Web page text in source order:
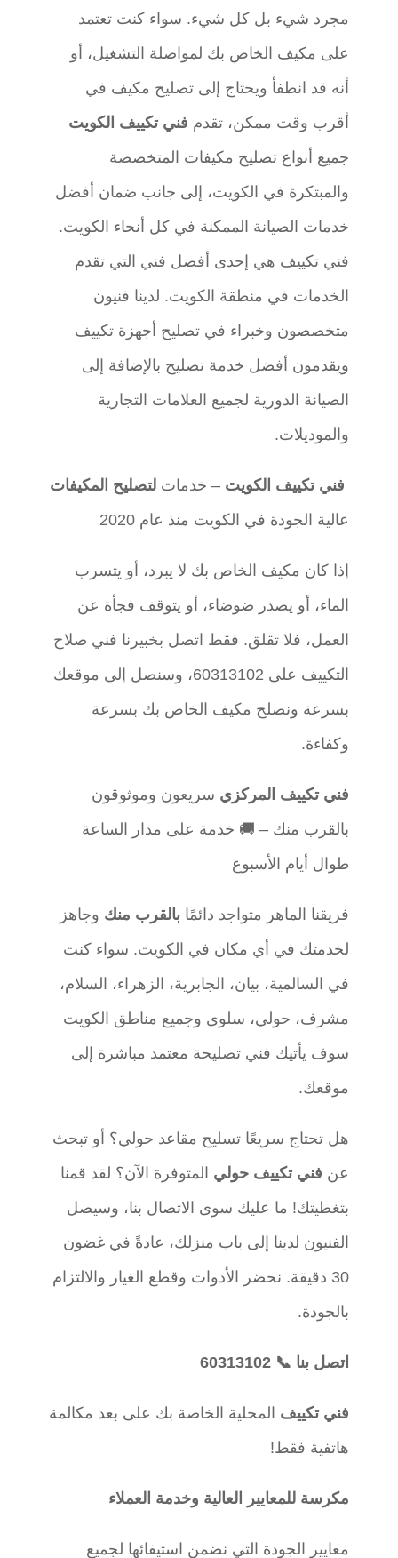
مجرد شيء بل كل شيء. سواء كنت تعتمد
على مكيف الخاص بك لمواصلة التشغيل، أو
أنه قد انطفأ ويحتاج إلى تصليح مكيف في
أقرب وقت ممكن، تقدم فني تكييف الكويت
جميع أنواع تصليح مكيفات المتخصصة
والمبتكرة في الكويت، إلى جانب ضمان أفضل
خدمات الصيانة الممكنة في كل أنحاء الكويت.
فني تكييف هي إحدى أفضل فني التي تقدم
الخدمات في منطقة الكويت. لدينا فنيون
متخصصون وخبراء في تصليح أجهزة تكييف
ويقدمون أفضل خدمة تصليح بالإضافة إلى
الصيانة الدورية لجميع العلامات التجارية
والموديلات.
فني تكييف الكويت – خدمات لتصليح المكيفات
عالية الجودة في الكويت منذ عام 2020
إذا كان مكيف الخاص بك لا يبرد، أو يتسرب
الماء، أو يصدر ضوضاء، أو يتوقف فجأة عن
العمل، فلا تقلق. فقط اتصل بخبيرنا فني صلاح
التكييف على 60313102، وسنصل إلى موقعك
بسرعة ونصلح مكيف الخاص بك بسرعة
وكفاءة.
فني تكييف المركزي سريعون وموثوقون
بالقرب منك – 🚚 خدمة على مدار الساعة
طوال أيام الأسبوع
فريقنا الماهر متواجد دائمًا بالقرب منك وجاهز
لخدمتك في أي مكان في الكويت. سواء كنت
في السالمية، بيان، الجابرية، الزهراء، السلام،
مشرف، حولي، سلوى وجميع مناطق الكويت
سوف يأتيك فني تصليحة معتمد مباشرة إلى
موقعك.
هل تحتاج سريعًا تسليح مقاعد حولي؟ أو تبحث
عن فني تكييف حولي المتوفرة الآن؟ لقد قمنا
بتغطيتك! ما عليك سوى الاتصال بنا، وسيصل
الفنيون لدينا إلى باب منزلك، عادةً في غضون
30 دقيقة. نحضر الأدوات وقطع الغيار والالتزام
بالجودة.
اتصل بنا 📞
فني تكييف المحلية الخاصة بك على بعد مكالمة
هاتفية فقط!
مكرسة للمعايير العالية وخدمة العملاء
معايير الجودة التي نضمن استيفائها لجميع